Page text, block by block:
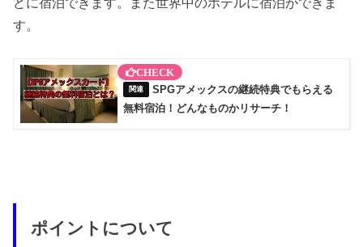
す。
SPGアメックスの継続特典でもらえる
無料宿泊！どんなものかリサーチ！
ポイントについて